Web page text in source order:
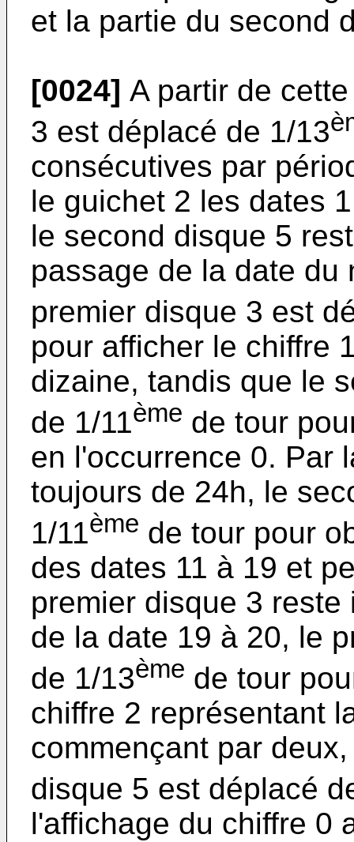
et la partie du second
[0024] A partir de
3 est déplacé de 1/13
consécutives par
le guichet 2 les dates
le second disque 5
passage de la date du
premier disque 3 est
pour afficher le chiffre
dizaine, tandis que le
de 1/11ème de tour
en l'occurrence 0. Par
toujours de 24h, le
1/11ème de tour pour
des dates 11 à 19 et
premier disque 3
de la date 19 à 20, le
de 1/13ème de tour
chiffre 2 représentant
commençant par
disque 5 est déplacé
l'affichage du chiffre 0